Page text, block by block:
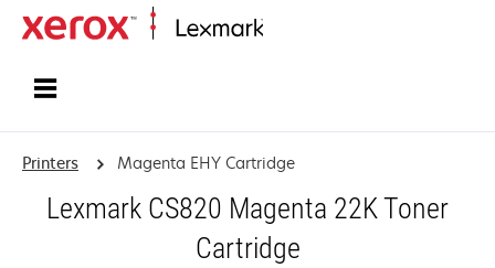
Printers Magenta EHY Cartridge
Lexmark CS820 Magenta 22K Toner
Cartridge